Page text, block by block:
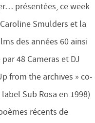
présentées, ce week
Smulders et la
des années 60 ainsi
48 Cameras et DJ
from the archives » co-
Sub Rosa en 1998)
récents de